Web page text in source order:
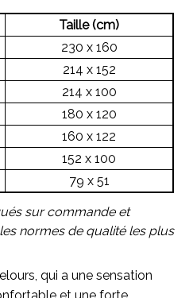
Taille (cm)
230 x 160
214 x 152
214 x 100
180 x 120
160 x 122
152 x 100
79 x 51
sur commande et
normes de qualité les plus
qui a une sensation